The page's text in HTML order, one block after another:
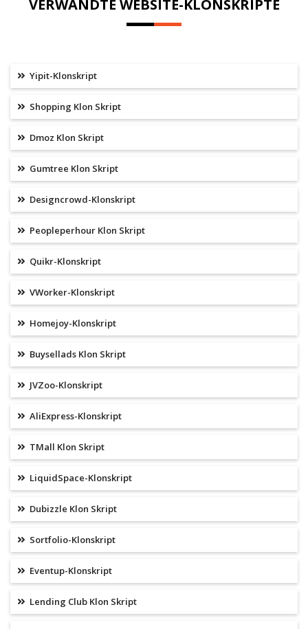
VERWANDTE WEBSITE-KLONSKRIPTE
Yipit-Klonskript
Shopping Klon Skript
Dmoz Klon Skript
Gumtree Klon Skript
Designcrowd-Klonskript
Peopleperhour Klon Skript
Quikr-Klonskript
VWorker-Klonskript
Homejoy-Klonskript
Buysellads Klon Skript
JVZoo-Klonskript
AliExpress-Klonskript
TMall Klon Skript
LiquidSpace-Klonskript
Dubizzle Klon Skript
Sortfolio-Klonskript
Eventup-Klonskript
Lending Club Klon Skript